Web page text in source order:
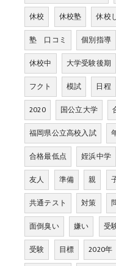
休校
休校塾 休校
塾 口コミ
個別指導
休校中
大学受験後期
フクト
模試 日程
2020
国公立大学
福岡県公立高校入試
合格最低点
姪浜中学
友人
準備 親
共通テスト
対策
面倒臭い
嫌い 受
受験
目標 2020年